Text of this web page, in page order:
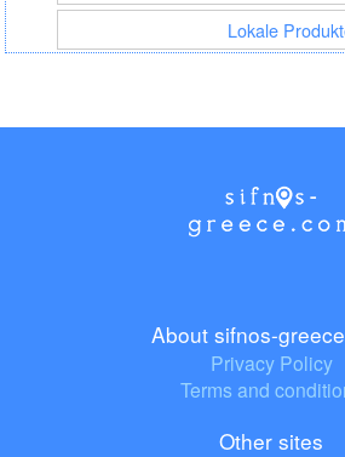
Lokale
About sifnos-
Privacy Policy
Terms and
Other sites